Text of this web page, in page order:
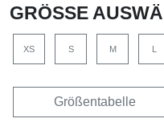
GRÖSSE
XS S M L
Größentabelle